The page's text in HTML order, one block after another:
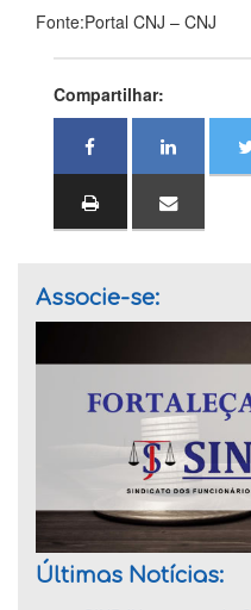
Fonte:Portal CNJ – CNJ
Compartilhar:
Associe-se:
Últimas Notícias: